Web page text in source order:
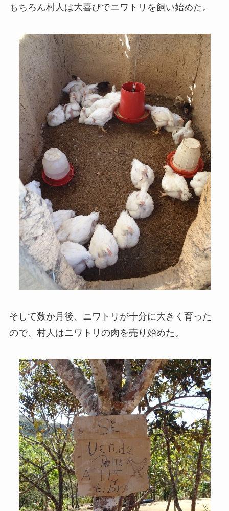
もちろん村人は大喜びでニワトリを飼い始めた。
そして数か月後、ニワトリが十分に大きく育った
ので、村人はニワトリの肉を売り始めた。